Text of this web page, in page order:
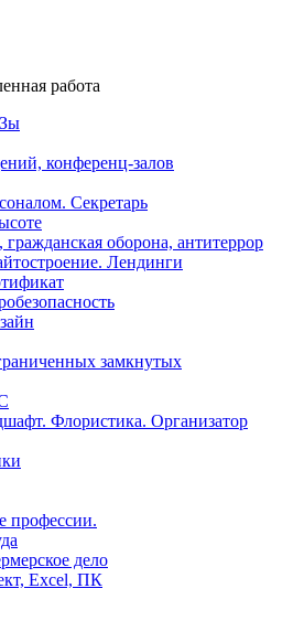
работа
конференц-залов
Секретарь
оборона, антитеррор
Лендинги
замкнутых
Флористика. Организатор
профессии.
дело
Excel, ПК